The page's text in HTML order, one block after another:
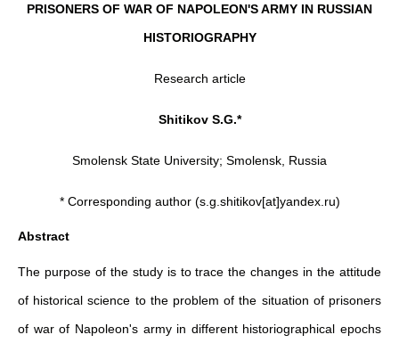
PRISONERS OF WAR OF NAPOLEON'S ARMY IN RUSSIAN
HISTORIOGRAPHY
Research article
Shitikov S.G.*
Smolensk State University; Smolensk, Russia
* Corresponding author (s.g.shitikov[at]yandex.ru)
Abstract
The purpose of the study is to trace the changes in the attitude
of historical science to the problem of the situation of prisoners
of war of Napoleon's army in different historiographical epochs